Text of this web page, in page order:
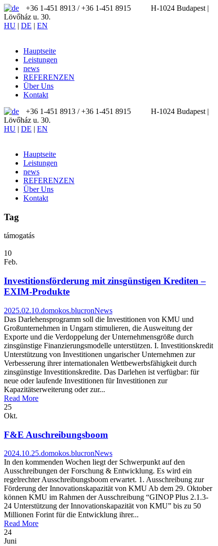
+36 1-451 8913 / ‪+36 1-451 8915
H-1024 Budapest |
Lövőház u. 30.
HU | DE | EN
Hauptseite
Leistungen
news
REFERENZEN
Über Uns
Kontakt
+36 1-451 8913 / ‪+36 1-451 8915
H-1024 Budapest |
Lövőház u. 30.
HU | DE | EN
Hauptseite
Leistungen
news
REFERENZEN
Über Uns
Kontakt
Tag
támogatás
10
Feb.
Investitionsförderung mit zinsgünstigen Krediten –
EXIM-Produkte
2025.02.10.domokos.blucronNews
Das Darlehensprogramm soll die Investitionen von KMU und
Großunternehmen in Ungarn stimulieren, die Ausweitung der
Exporte und die Verdoppelung der Unternehmensgröße durch
zinsgünstige Finanzierungsmodelle unterstützen. I. Investitionskredit
Unterstützung von Investitionen ungarischer Unternehmen zur
Verbesserung ihrer internationalen Wettbewerbsfähigkeit durch
zinsgünstige Investitionskredite. Das Darlehen ist verfügbar: für
neue oder laufende Investitionen für Investitionen zur
Kapazitätserweiterung oder zur...
Read More
25
Okt.
F&E Auschreibungsboom
2024.10.25.domokos.blucronNews
In den kommenden Wochen liegt der Schwerpunkt auf den
Ausschreibungen der Forschung & Entwicklung. Es wird ein
regelrechter Ausschreibungsboom erwartet. 1. Ausschreibung zur
Förderung der Innovationskapazität von KMU Ab dem 29. Oktober
können KMU im Rahmen der Ausschreibung “GINOP Plus 2.1.3-
24 Unterstützung der Innovationskapazität von KMU” bis zu 50
Millionen Forint für die Entwicklung ihrer...
Read More
24
Juni